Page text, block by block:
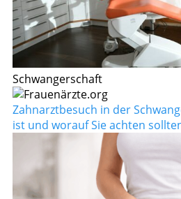
Schwangerschaft
Zahnarztbesuch in der
ist und worauf Sie achten